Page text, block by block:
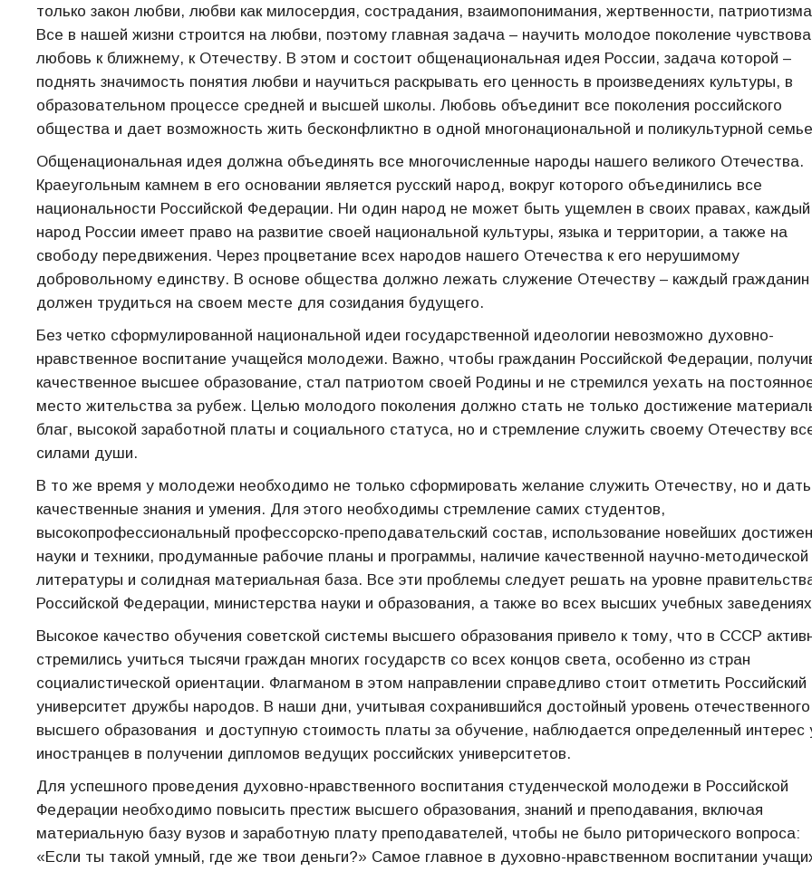
только закон любви, любви как милосердия, сострадания, взаимопонимания, жертвенности,
Все в нашей жизни строится на любви, поэтому главная задача – научить молодое поколение
любовь к ближнему, к Отечеству. В этом и состоит общенациональная идея России, задача которой –
поднять значимость понятия любви и научиться раскрывать его ценность в произведениях культуры, в
образовательном процессе средней и высшей школы. Любовь объединит все поколения российского
общества и дает возможность жить бесконфликтно в одной многонациональной и поликультурной
Общенациональная идея должна объединять все многочисленные народы нашего великого Отечества.
Краеугольным камнем в его основании является русский народ, вокруг которого объединились все
национальности Российской Федерации. Ни один народ не может быть ущемлен в своих правах, каждый
народ России имеет право на развитие своей национальной культуры, языка и территории, а также на
свободу передвижения. Через процветание всех народов нашего Отечества к его нерушимому
добровольному единству. В основе общества должно лежать служение Отечеству – каждый гражданин
должен трудиться на своем месте для созидания будущего.
Без четко сформулированной национальной идеи государственной идеологии невозможно духовно-
нравственное воспитание учащейся молодежи. Важно, чтобы гражданин Российской Федерации,
качественное высшее образование, стал патриотом своей Родины и не стремился уехать на
место жительства за рубеж. Целью молодого поколения должно стать не только достижение
благ, высокой заработной платы и социального статуса, но и стремление служить своему Отечеству
силами души.
В то же время у молодежи необходимо не только сформировать желание служить Отечеству, но и
качественные знания и умения. Для этого необходимы стремление самих студентов,
высокопрофессиональный профессорско-преподавательский состав, использование новейших
науки и техники, продуманные рабочие планы и программы, наличие качественной научно-методической
литературы и солидная материальная база. Все эти проблемы следует решать на уровне
Российской Федерации, министерства науки и образования, а также во всех высших учебных
Высокое качество обучения советской системы высшего образования привело к тому, что в СССР
стремились учиться тысячи граждан многих государств со всех концов света, особенно из стран
социалистической ориентации. Флагманом в этом направлении справедливо стоит отметить Российский
университет дружбы народов. В наши дни, учитывая сохранившийся достойный уровень отечественного
высшего образования и доступную стоимость платы за обучение, наблюдается определенный интерес
иностранцев в получении дипломов ведущих российских университетов.
Для успешного проведения духовно-нравственного воспитания студенческой молодежи в Российской
Федерации необходимо повысить престиж высшего образования, знаний и преподавания, включая
материальную базу вузов и заработную плату преподавателей, чтобы не было риторического вопроса:
«Если ты такой умный, где же твои деньги?» Самое главное в духовно-нравственном воспитании